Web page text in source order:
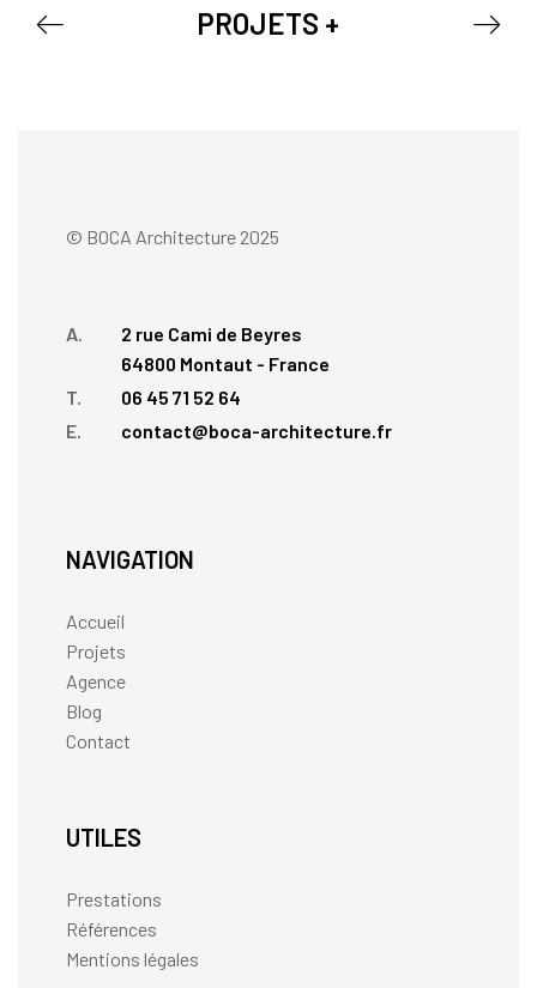
PROJETS +
© BOCA Architecture 2025
A.
2 rue Cami de Beyres
64800 Montaut - France
T.
06 45 71 52 64
E.
contact@boca-architecture.fr
NAVIGATION
Accueil
Projets
Agence
Blog
Contact
UTILES
Prestations
Références
Mentions légales